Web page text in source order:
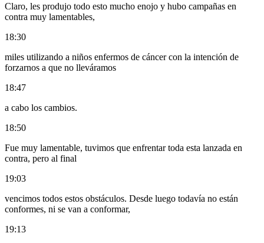
Claro, les produjo todo esto mucho enojo y hubo campañas en
contra muy lamentables,
18:30
miles utilizando a niños enfermos de cáncer con la intención de
forzarnos a que no lleváramos
18:47
a cabo los cambios.
18:50
Fue muy lamentable, tuvimos que enfrentar toda esta lanzada en
contra, pero al final
19:03
vencimos todos estos obstáculos. Desde luego todavía no están
conformes, ni se van a conformar,
19:13